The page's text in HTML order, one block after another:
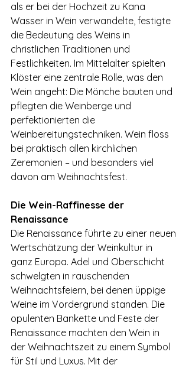
als er bei der Hochzeit zu Kana
Wasser in Wein verwandelte, festigte
die Bedeutung des Weins in
christlichen Traditionen und
Festlichkeiten. Im Mittelalter spielten
Klöster eine zentrale Rolle, was den
Wein angeht: Die Mönche bauten und
pflegten die Weinberge und
perfektionierten die
Weinbereitungstechniken. Wein floss
bei praktisch allen kirchlichen
Zeremonien – und besonders viel
davon am Weihnachtsfest.
Die Wein-Raffinesse der
Renaissance
Die Renaissance führte zu einer neuen
Wertschätzung der Weinkultur in
ganz Europa. Adel und Oberschicht
schwelgten in rauschenden
Weihnachtsfeiern, bei denen üppige
Weine im Vordergrund standen. Die
opulenten Bankette und Feste der
Renaissance machten den Wein in
der Weihnachtszeit zu einem Symbol
für Stil und Luxus. Mit der